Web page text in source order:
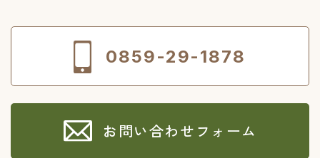
0859-29-1878
お問い合わせフォーム